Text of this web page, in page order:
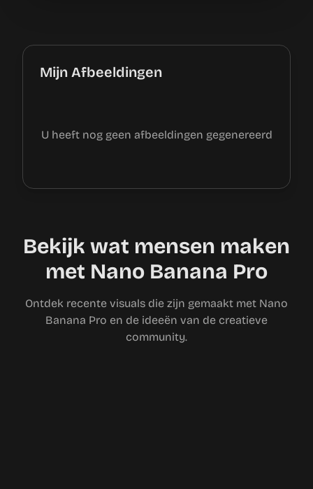
Mijn Afbeeldingen
U heeft nog geen afbeeldingen gegenereerd
Bekijk wat mensen maken
met Nano Banana Pro
Ontdek recente visuals die zijn gemaakt met Nano
Banana Pro en de ideeën van de creatieve
community.